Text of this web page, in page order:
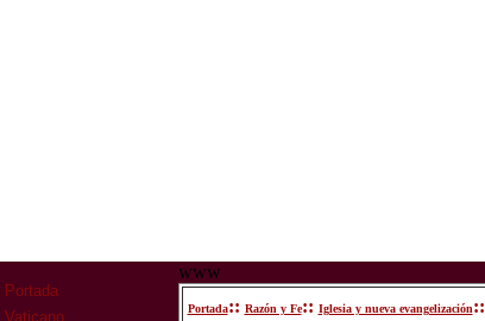
Portada
Vaticano
www
Portada:: Razón y Fe:: Iglesia y nueva evangelización::